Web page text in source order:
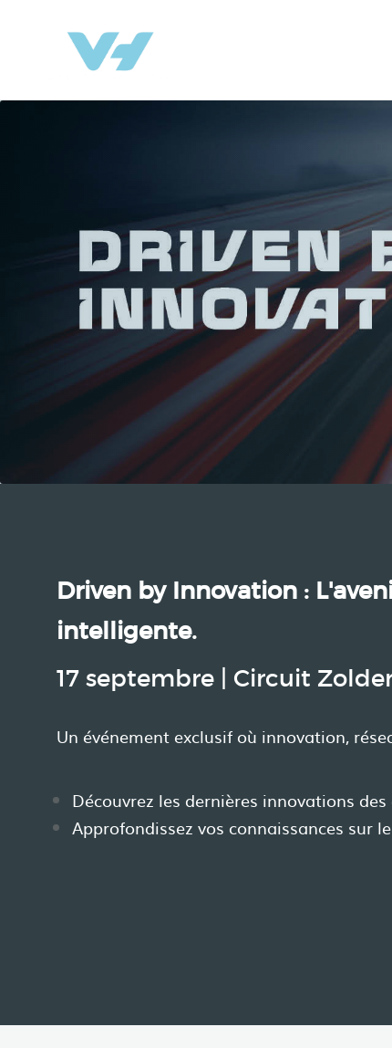
Driven by Innovation :
intelligente.
17 septembre | Circuit
Un événement exclusif où innovation,
Découvrez les dernières innovations des
Approfondissez vos connaissances sur